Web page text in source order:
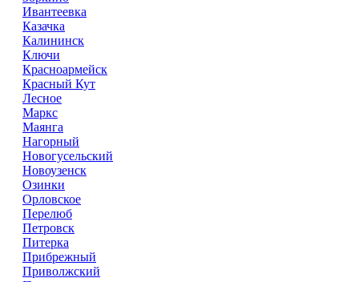
Ивантеевка
Казачка
Калининск
Ключи
Красноармейск
Красный Кут
Лесное
Маркс
Маянга
Нагорный
Новогусельский
Новоузенск
Озинки
Орловское
Перелюб
Петровск
Питерка
Прибрежный
Приволжский